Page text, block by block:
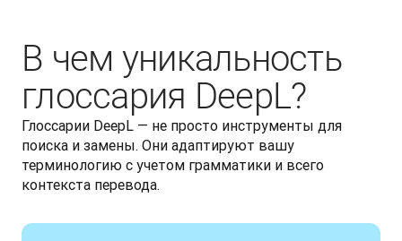
В чем уникальность
глоссария DeepL?
Глоссарии DeepL — не просто инструменты для
поиска и замены. Они адаптируют вашу
терминологию с учетом грамматики и всего
контекста перевода.